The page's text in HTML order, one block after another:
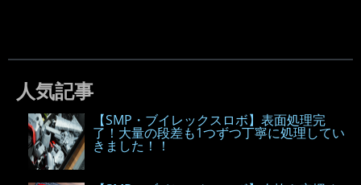
人気記事
【SMP・ブイレックスロボ】表面処理完
了！大量の段差も1つずつ丁寧に処理してい
きました！！